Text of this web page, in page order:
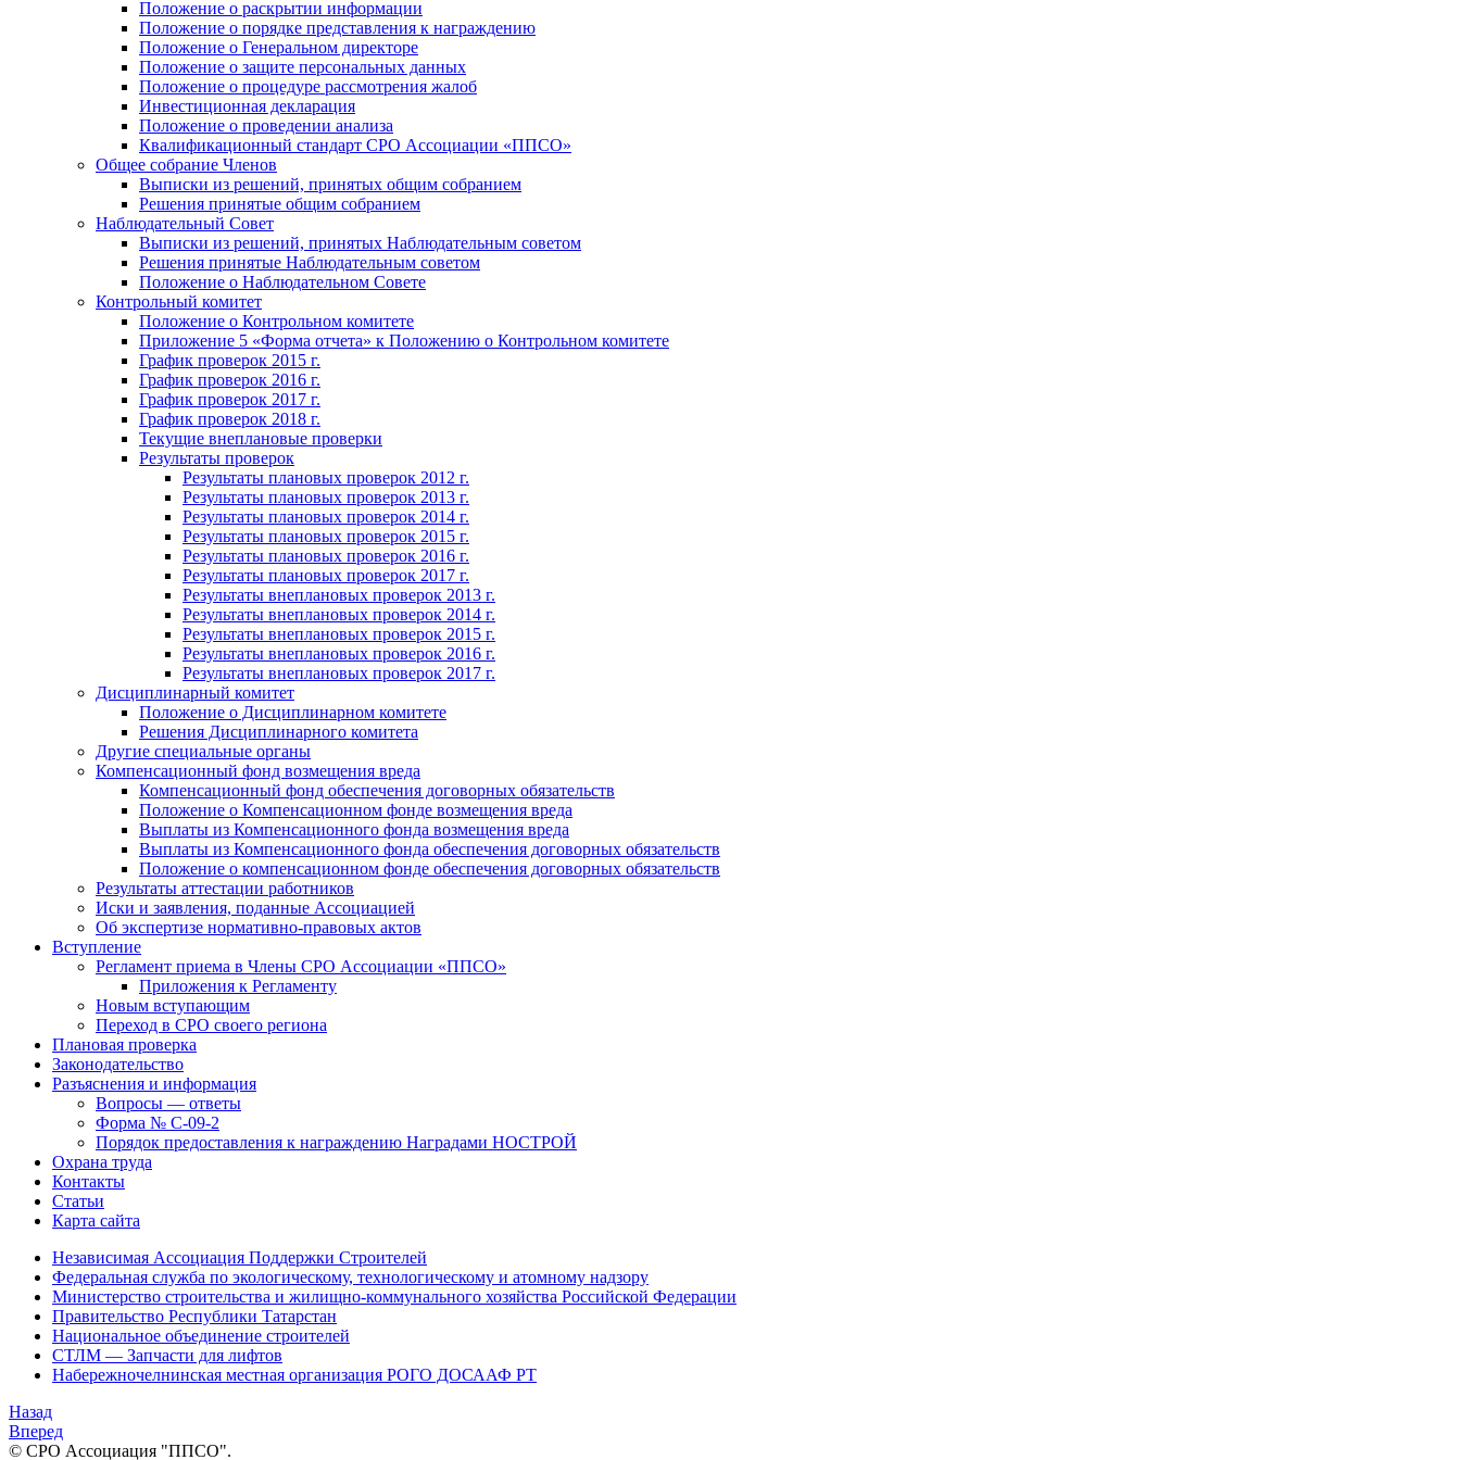
Положение о раскрытии информации
Положение о порядке представления к награждению
Положение о Генеральном директоре
Положение о защите персональных данных
Положение o процедуре рассмотрения жалоб
Инвестиционная декларация
Положение о проведении анализа
Квалификационный стандарт СРО Ассоциации «ППСО»
Общее собрание Членов
Выписки из решений, принятых общим собранием
Решения принятые общим собранием
Наблюдательный Совет
Выписки из решений, принятых Наблюдательным советом
Решения принятые Наблюдательным советом
Положение о Наблюдательном Совете
Контрольный комитет
Положение о Контрольном комитете
Приложение 5 «Форма отчета» к Положению о Контрольном комитете
График проверок 2015 г.
График проверок 2016 г.
График проверок 2017 г.
График проверок 2018 г.
Текущие внеплановые проверки
Результаты проверок
Результаты плановых проверок 2012 г.
Результаты плановых проверок 2013 г.
Результаты плановых проверок 2014 г.
Результаты плановых проверок 2015 г.
Результаты плановых проверок 2016 г.
Результаты плановых проверок 2017 г.
Результаты внеплановых проверок 2013 г.
Результаты внеплановых проверок 2014 г.
Результаты внеплановых проверок 2015 г.
Результаты внеплановых проверок 2016 г.
Результаты внеплановых проверок 2017 г.
Дисциплинарный комитет
Положение о Дисциплинарном комитете
Решения Дисциплинарного комитета
Другие специальные органы
Компенсационный фонд возмещения вреда
Компенсационный фонд обеспечения договорных обязательств
Положение о Компенсационном фонде возмещения вреда
Выплаты из Компенсационного фонда возмещения вреда
Выплаты из Компенсационного фонда обеспечения договорных обязательств
Положение о компенсационном фонде обеспечения договорных обязательств
Результаты аттестации работников
Иски и заявления, поданные Ассоциацией
Об экспертизе нормативно-правовых актов
Вступление
Регламент приема в Члены СРО Ассоциации «ППСО»
Приложения к Регламенту
Новым вступающим
Переход в СРО своего региона
Плановая проверка
Законодательство
Разъяснения и информация
Вопросы — ответы
Форма № С-09-2
Порядок предоcтавления к награждению Наградами НОСТРОЙ
Охрана труда
Контакты
Статьи
Карта сайта
Независимая Ассоциация Поддержки Строителей
Федеральная служба по экологическому, технологическому и атомному надзору
Министерство строительства и жилищно-коммунального хозяйства Российской Федерации
Правительство Республики Татарстан
Национальное объединение строителей
СТЛМ — Запчасти для лифтов
Набережночелнинская местная организация РОГО ДОСААФ РТ
Назад
Вперед
© СРО Ассоциация "ППСО".